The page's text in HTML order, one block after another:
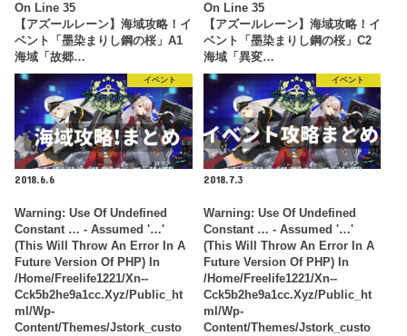
On Line35
【アズールレーン】海域攻略！イ
ベント「墨染まりし鋼の桜」A1
海域「故郷…
On Line 35
【アズールレーン】海域攻略！イ
ベント「墨染まりし鋼の桜」C2
海域「異変…
イベント
2018.6.6
Warning: Use Of Undefined
Constant … - Assumed '…'
(this Will Throw An Error In A
Future Version Of PHP) In
/home/freelife1221/xn--
Cck5b2he9a1cc.xyz/public_ht
Ml/wp-
Content/themes/jstork_custo
イベント
2018.7.3
Warning: Use Of Undefined
Constant … - Assumed '…'
(this Will Throw An Error In A
Future Version Of PHP) In
/home/freelife1221/xn--
Cck5b2he9a1cc.xyz/public_ht
Ml/wp-
Content/themes/jstork_custo